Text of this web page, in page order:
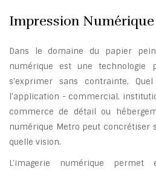
Impression Numérique
Dans le domaine du papier
numérique est une technologie
s'exprimer sans contrainte.
l'application - commercial,
commerce de détail ou
numérique Metro peut concrétiser
quelle vision.
L’imagerie numérique